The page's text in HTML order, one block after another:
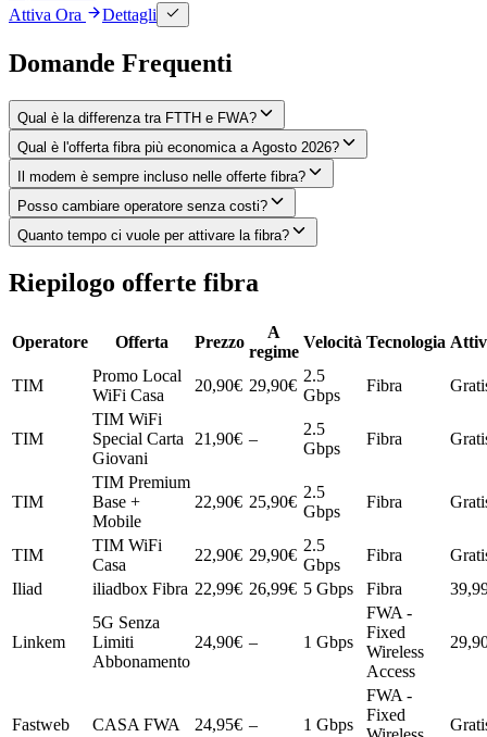
Attiva Ora
Dettagli
Domande Frequenti
Qual è la differenza tra FTTH e FWA?
Qual è l'offerta fibra più economica a Agosto 2026?
Il modem è sempre incluso nelle offerte fibra?
Posso cambiare operatore senza costi?
Quanto tempo ci vuole per attivare la fibra?
Riepilogo offerte fibra
Operatore Offerta Prezzo
A
regime
Velocità Tecnologia
TIM
Promo Local
WiFi Casa
20,90€ 29,90€
2.5
Gbps
Fibra
TIM
TIM WiFi
Special Carta
Giovani
21,90€ –
2.5
Gbps
Fibra
TIM
TIM Premium
Base +
Mobile
22,90€ 25,90€
2.5
Gbps
Fibra
TIM
TIM WiFi
Casa
22,90€ 29,90€
2.5
Gbps
Fibra
Iliad
iliadbox Fibra 22,99€ 26,99€ 5 Gbps Fibra
Linkem
5G Senza
Limiti
Abbonamento
24,90€ – 1 Gbps
FWA -
Fixed
Wireless
Access
Fastweb CASA FWA 24,95€ – 1 Gbps
FWA -
Fixed